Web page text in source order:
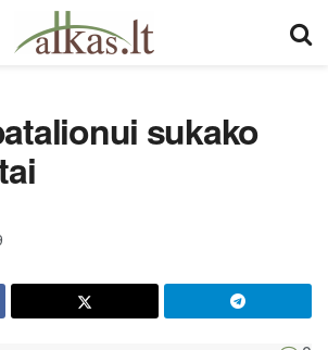
sukako